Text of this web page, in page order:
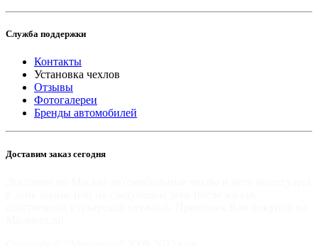
Служба поддержки
Контакты
Установка чехлов
Отзывы
Фотогалереи
Бренды автомобилей
Доставим заказ сегодня